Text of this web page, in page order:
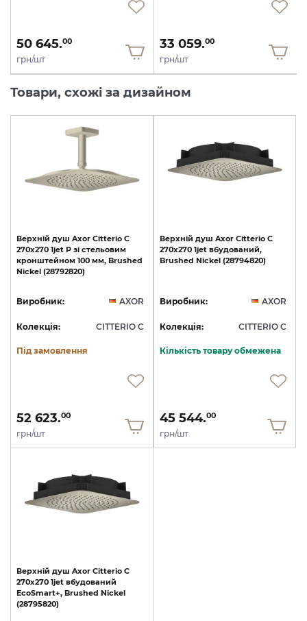
50 645.00
грн/шт
33 059.00
грн/шт
Товари, схожі за дизайном
Верхній душ Axor Citterio C
270х270 1jet P зі стельовим
кронштейном 100 мм, Brushed
Nickel (28792820)
Виробник: AXOR
Колекція: CITTERIO C
Під замовлення
52 623.00
грн/шт
Верхній душ Axor Citterio C
270х270 1jet вбудований,
Brushed Nickel (28794820)
Виробник: AXOR
Колекція: CITTERIO C
Кількість товару обмежена
45 544.00
грн/шт
Верхній душ Axor Citterio C
270х270 1jet вбудований
EcoSmart+, Brushed Nickel
(28795820)